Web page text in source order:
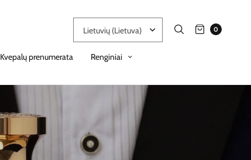
0
Kvepalų prenumerata Renginiai